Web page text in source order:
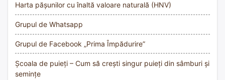
Harta pășunilor cu înaltă valoare naturală (HNV)
Grupul de Whatsapp
Grupul de Facebook „Prima Împădurire”
Școala de puieți – Cum să crești singur puieți din sâmburi și
semințe